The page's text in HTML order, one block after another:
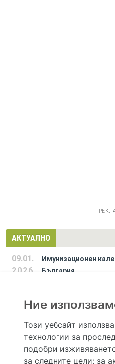
АКТУАЛНО
09.01.
2026
Имунизационен
България
Hapche.bg НЕ е медицински, зравен или
консултации и здравни съвети.
осигурява диагноза и лечение. Hapche.bg
сродни специалисти и заведения.
Ние
Този уебсайт
технологии за
подобри
за следните цели: за